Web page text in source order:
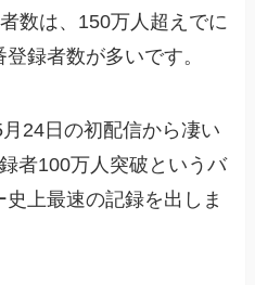
数は、150万人超えでに
録者数が多いです。
24日の初配信から凄い
者100万人突破というバ
上最速の記録を出しま